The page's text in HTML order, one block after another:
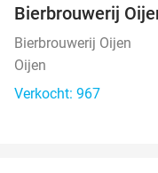
Bierbrouwerij
Bierbrouwerij Oijen
Oijen
Verkocht: 967